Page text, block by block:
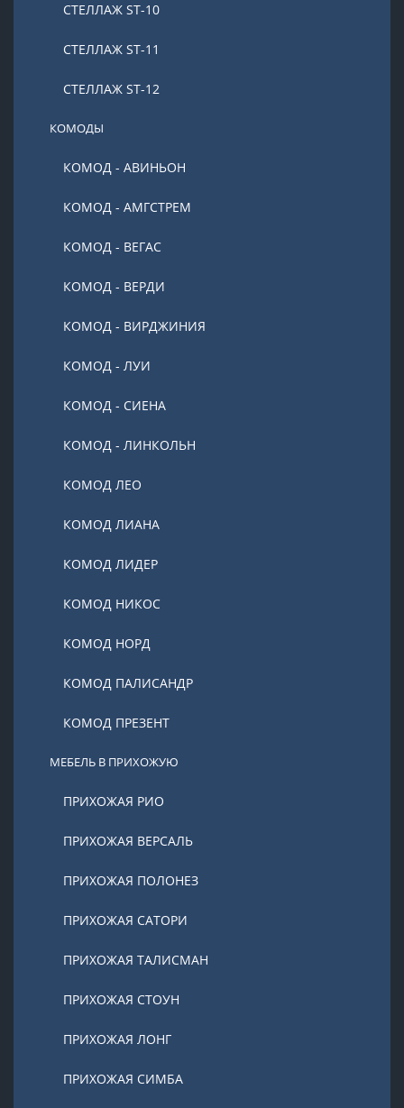
СТЕЛЛАЖ ST-10
СТЕЛЛАЖ ST-11
СТЕЛЛАЖ ST-12
КОМОДЫ
КОМОД - АВИНЬОН
КОМОД - АМГСТРЕМ
КОМОД - ВЕГАС
КОМОД - ВЕРДИ
КОМОД - ВИРДЖИНИЯ
КОМОД - ЛУИ
КОМОД - СИЕНА
КОМОД - ЛИНКОЛЬН
КОМОД ЛЕО
КОМОД ЛИАНА
КОМОД ЛИДЕР
КОМОД НИКОС
КОМОД НОРД
КОМОД ПАЛИСАНДР
КОМОД ПРЕЗЕНТ
МЕБЕЛЬ В ПРИХОЖУЮ
ПРИХОЖАЯ РИО
ПРИХОЖАЯ ВЕРСАЛЬ
ПРИХОЖАЯ ПОЛОНЕЗ
ПРИХОЖАЯ САТОРИ
ПРИХОЖАЯ ТАЛИСМАН
ПРИХОЖАЯ СТОУН
ПРИХОЖАЯ ЛОНГ
ПРИХОЖАЯ СИМБА